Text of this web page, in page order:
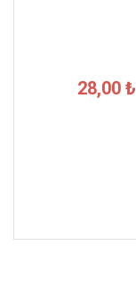
28,00 ₺